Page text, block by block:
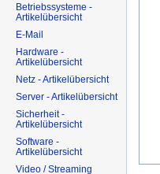
Betriebssysteme -
Artikelübersicht
E-Mail
Hardware -
Artikelübersicht
Netz - Artikelübersicht
Server - Artikelübersicht
Sicherheit -
Artikelübersicht
Software -
Artikelübersicht
Video / Streaming